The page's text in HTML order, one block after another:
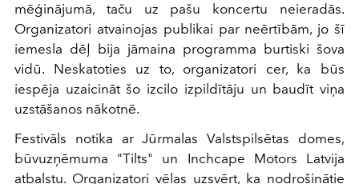
mēģinājumā, taču uz pašu koncertu neieradās.
Organizatori atvainojas publikai par neērtībām, jo šī
iemesla dēļ bija jāmaina programma burtiski šova
vidū. Neskatoties uz to, organizatori cer, ka būs
iespēja uzaicināt šo izcilo izpildītāju un baudīt viņa
uzstāšanos nākotnē.
Festivāls notika ar Jūrmalas Valstspilsētas domes,
būvuzņēmuma "Tilts" un Inchcape Motors Latvija
atbalstu. Organizatori vēlas uzsvērt, ka nodrošinātie